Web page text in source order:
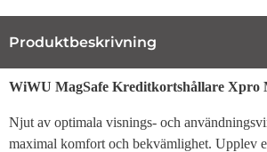
Produktbeskrivning
WiWU MagSafe Kreditkortshållare Xpro
Njut av optimala visnings- och
maximal komfort och bekvämlighet. Upplev